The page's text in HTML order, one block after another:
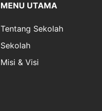
MENU UTAMA
Tentang Sekolah
Sekolah
Misi & Visi